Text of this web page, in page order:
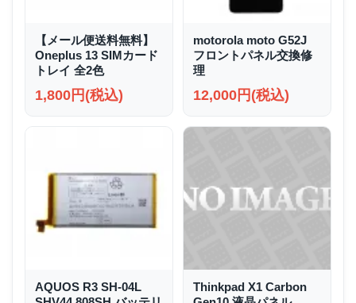
【メール便送料無料】
Oneplus 13 SIMカード
トレイ 全2色
1,800円(税込)
motorola moto G52J
フロントパネル交換修
理
12,000円(税込)
AQUOS R3 SH-04L
Thinkpad X1 Carbon